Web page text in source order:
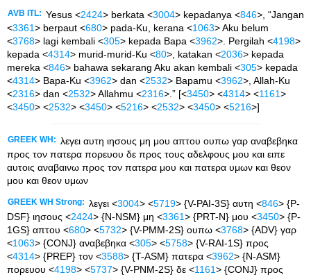
AVB ITL: Yesus <2424> berkata <3004> kepadanya <846>, “Jangan
<3361> berpaut <680> pada-Ku, kerana <1063> Aku belum
<3768> lagi kembali <305> kepada Bapa <3962>. Pergilah <4198>
kepada <4314> murid-murid-Ku <80>, katakan <2036> kepada
mereka <846> bahawa sekarang Aku akan kembali <305> kepada
<4314> Bapa-Ku <3962> dan <2532> Bapamu <3962>, Allah-Ku
<2316> dan <2532> Allahmu <2316>.” [<3450> <4314> <1161>
<3450> <2532> <3450> <5216> <2532> <3450> <5216>]
GREEK WH: λεγει αυτη ιησους μη μου απτου ουπω γαρ αναβεβηκα
προς τον πατερα πορευου δε προς τους αδελφους μου και ειπε
αυτοις αναβαινω προς τον πατερα μου και πατερα υμων και θεον
μου και θεον υμων
GREEK WH Strong: λεγει <3004> <5719> {V-PAI-3S} αυτη <846> {P-
DSF} ιησους <2424> {N-NSM} μη <3361> {PRT-N} μου <3450> {P-
1GS} απτου <680> <5732> {V-PMM-2S} ουπω <3768> {ADV} γαρ
<1063> {CONJ} αναβεβηκα <305> <5758> {V-RAI-1S} προς
<4314> {PREP} τον <3588> {T-ASM} πατερα <3962> {N-ASM}
πορευου <4198> <5737> {V-PNM-2S} δε <1161> {CONJ} προς